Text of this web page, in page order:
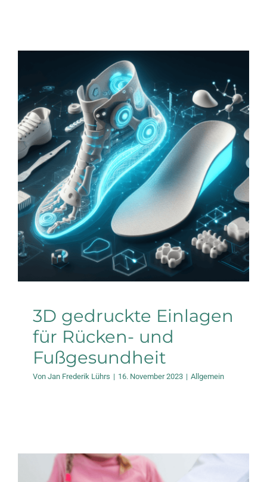
3D gedruckte Einlagen
für Rücken- und
Fußgesundheit
Allgemein
3D gedruckte Einlagen
für Rücken- und
Fußgesundheit
Von Jan Frederik Lührs | 16. November 2023 | Allgemein